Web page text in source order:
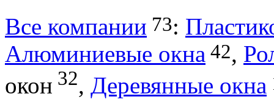
Все компании 73:
Алюминиевые окна 42,
окон 32, Деревянные окна